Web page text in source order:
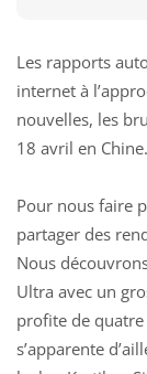
Les rapports
internet à
nouvelles, les
18 avril en Chine.
Pour nous faire
partager des
Nous
Ultra avec un
profite de quatre
s’apparente